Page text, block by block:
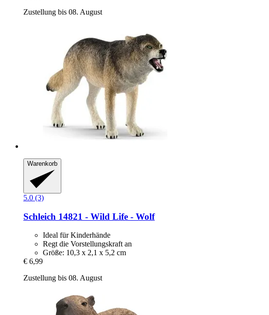
Zustellung bis 08. August
Warenkorb
5.0 (3)
Schleich 14821 -​ Wild Life -​ Wolf
Ideal für Kinderhände
Regt die Vorstellungskraft an
Größe: 10,3 x 2,1 x 5,2 cm
€ 6,99
Zustellung bis 08. August